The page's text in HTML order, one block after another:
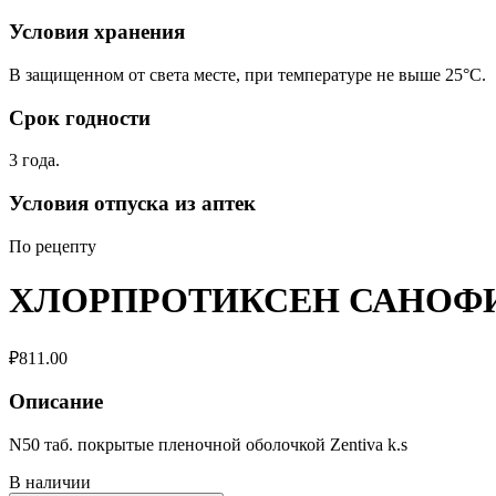
Условия хранения
В защищенном от света месте, при температуре не выше 25°C.
Срок годности
3 года.
Условия отпуска из аптек
По рецепту
ХЛОРПРОТИКСЕН САНОФИ
₽811.00
Описание
N50 таб. покрытые пленочной оболочкой Zentiva k.s
В наличии